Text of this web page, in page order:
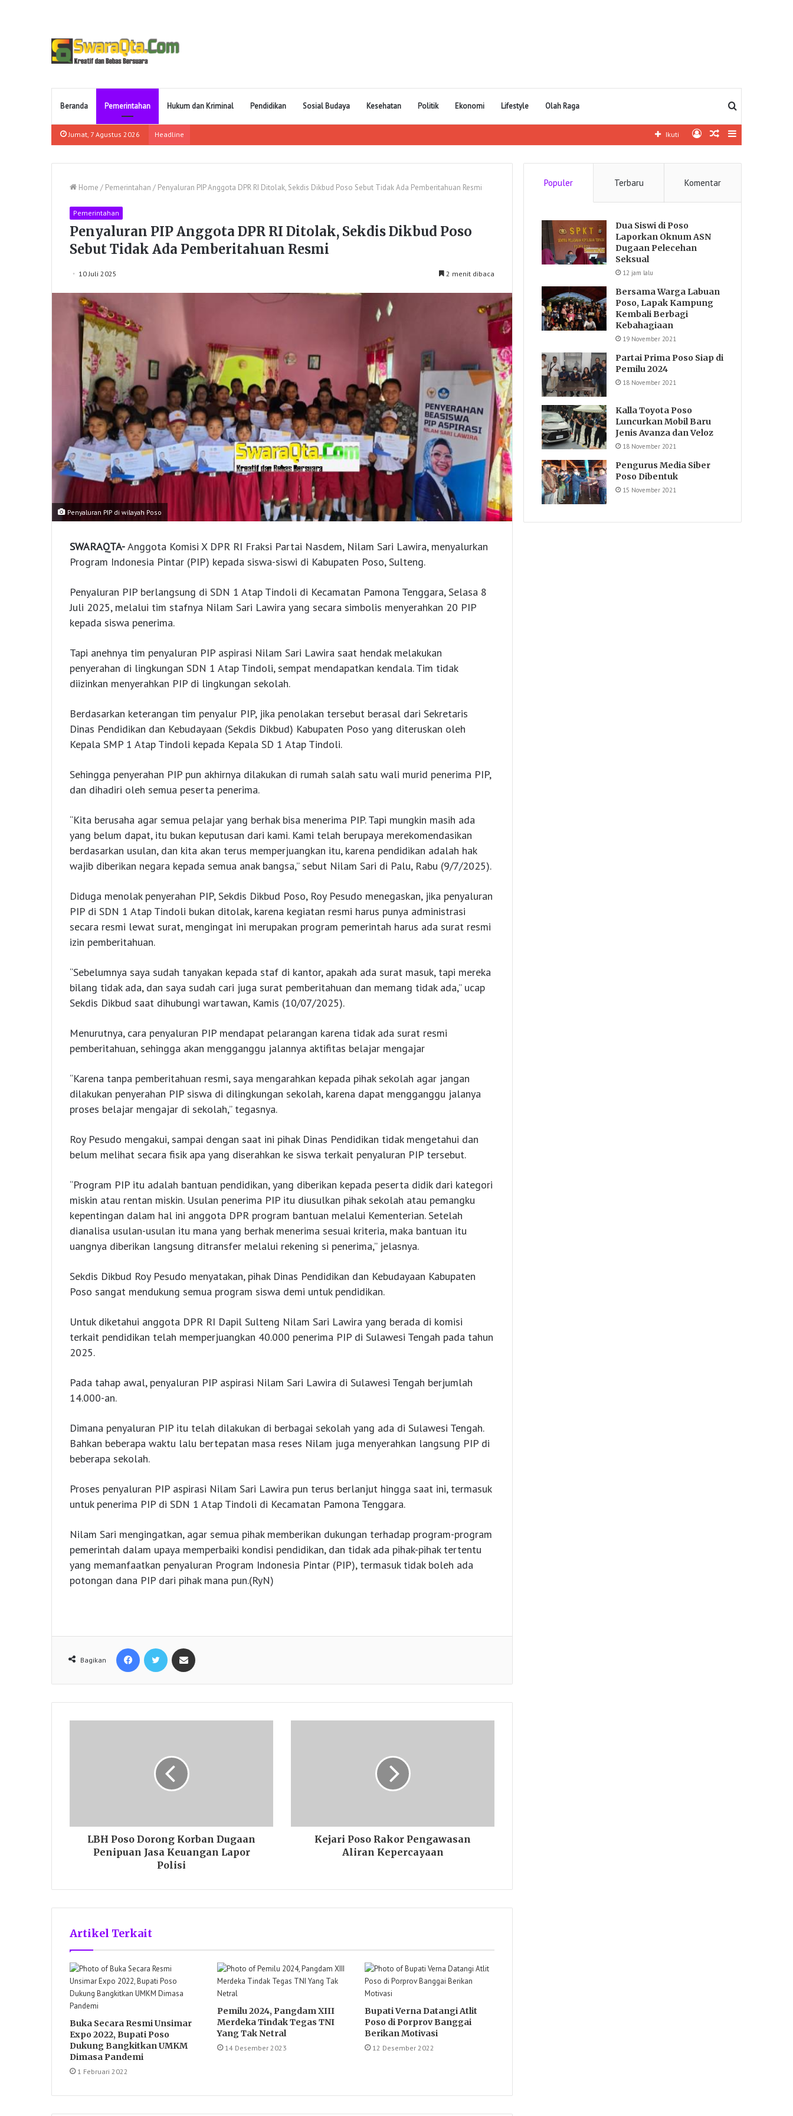
Beranda Pemerintahan Hukum dan Kriminal Pendidikan Sosial Budaya Kesehatan Politik Ekonomi Lifestyle Olah Raga Pencarian
Jumat, 7 Agustus 2026 Headline Sidebar
Artikel
Log
Ikuti
Home / Pemerintahan / Penyaluran PIP Anggota DPR RI Ditolak, Sekdis Dikbud Poso Sebut Tidak Ada Pemberitahuan Resmi
Pemerintahan
Penyaluran PIP Anggota DPR RI Ditolak, Sekdis Dikbud Poso
Sebut Tidak Ada Pemberitahuan Resmi
10 Juli 2025 2 menit dibaca
Penyaluran PIP di wilayah Poso
SWARAQTA-Anggota Komisi X DPR RI Fraksi Partai Nasdem, Nilam Sari Lawira, menyalurkan
Program Indonesia Pintar (PIP) kepada siswa-siswi di Kabupaten Poso, Sulteng.
Penyaluran PIP berlangsung di SDN 1 Atap Tindoli di Kecamatan Pamona Tenggara, Selasa 8
Juli 2025, melalui tim stafnya Nilam Sari Lawira yang secara simbolis menyerahkan 20 PIP
kepada siswa penerima.
Tapi anehnya tim penyaluran PIP aspirasi Nilam Sari Lawira saat hendak melakukan
penyerahan di lingkungan SDN 1 Atap Tindoli, sempat mendapatkan kendala. Tim tidak
diizinkan menyerahkan PIP di lingkungan sekolah.
Berdasarkan keterangan tim penyalur PIP, jika penolakan tersebut berasal dari Sekretaris
Dinas Pendidikan dan Kebudayaan (Sekdis Dikbud) Kabupaten Poso yang diteruskan oleh
Kepala SMP 1 Atap Tindoli kepada Kepala SD 1 Atap Tindoli.
Sehingga penyerahan PIP pun akhirnya dilakukan di rumah salah satu wali murid penerima PIP,
dan dihadiri oleh semua peserta penerima.
“Kita berusaha agar semua pelajar yang berhak bisa menerima PIP. Tapi mungkin masih ada
yang belum dapat, itu bukan keputusan dari kami. Kami telah berupaya merekomendasikan
berdasarkan usulan, dan kita akan terus memperjuangkan itu, karena pendidikan adalah hak
wajib diberikan negara kepada semua anak bangsa,” sebut Nilam Sari di Palu, Rabu (9/7/2025).
Diduga menolak penyerahan PIP, Sekdis Dikbud Poso, Roy Pesudo menegaskan, jika penyaluran
PIP di SDN 1 Atap Tindoli bukan ditolak, karena kegiatan resmi harus punya administrasi
secara resmi lewat surat, mengingat ini merupakan program pemerintah harus ada surat resmi
izin pemberitahuan.
“Sebelumnya saya sudah tanyakan kepada staf di kantor, apakah ada surat masuk, tapi mereka
bilang tidak ada, dan saya sudah cari juga surat pemberitahuan dan memang tidak ada,” ucap
Sekdis Dikbud saat dihubungi wartawan, Kamis (10/07/2025).
Menurutnya, cara penyaluran PIP mendapat pelarangan karena tidak ada surat resmi
pemberitahuan, sehingga akan mengganggu jalannya aktifitas belajar mengajar
“Karena tanpa pemberitahuan resmi, saya mengarahkan kepada pihak sekolah agar jangan
dilakukan penyerahan PIP siswa di dilingkungan sekolah, karena dapat mengganggu jalanya
proses belajar mengajar di sekolah,” tegasnya.
Roy Pesudo mengakui, sampai dengan saat ini pihak Dinas Pendidikan tidak mengetahui dan
belum melihat secara fisik apa yang diserahkan ke siswa terkait penyaluran PIP tersebut.
“Program PIP itu adalah bantuan pendidikan, yang diberikan kepada peserta didik dari kategori
miskin atau rentan miskin. Usulan penerima PIP itu diusulkan pihak sekolah atau pemangku
kepentingan dalam hal ini anggota DPR program bantuan melalui Kementerian. Setelah
dianalisa usulan-usulan itu mana yang berhak menerima sesuai kriteria, maka bantuan itu
uangnya diberikan langsung ditransfer melalui rekening si penerima,” jelasnya.
Sekdis Dikbud Roy Pesudo menyatakan, pihak Dinas Pendidikan dan Kebudayaan Kabupaten
Poso sangat mendukung semua program siswa demi untuk pendidikan.
Untuk diketahui anggota DPR RI Dapil Sulteng Nilam Sari Lawira yang berada di komisi
terkait pendidikan telah memperjuangkan 40.000 penerima PIP di Sulawesi Tengah pada tahun
2025.
Pada tahap awal, penyaluran PIP aspirasi Nilam Sari Lawira di Sulawesi Tengah berjumlah
14.000-an.
Dimana penyaluran PIP itu telah dilakukan di berbagai sekolah yang ada di Sulawesi Tengah.
Bahkan beberapa waktu lalu bertepatan masa reses Nilam juga menyerahkan langsung PIP di
beberapa sekolah.
Proses penyaluran PIP aspirasi Nilam Sari Lawira pun terus berlanjut hingga saat ini, termasuk
untuk penerima PIP di SDN 1 Atap Tindoli di Kecamatan Pamona Tenggara.
Nilam Sari mengingatkan, agar semua pihak memberikan dukungan terhadap program-program
pemerintah dalam upaya memperbaiki kondisi pendidikan, dan tidak ada pihak-pihak tertentu
yang memanfaatkan penyaluran Program Indonesia Pintar (PIP), termasuk tidak boleh ada
potongan dana PIP dari pihak mana pun.(RyN)
Bagikan
Facebook Twitter
LBH Poso Dorong Korban Dugaan
Penipuan Jasa Keuangan Lapor
Polisi
Kejari Poso Rakor Pengawasan
Aliran Kepercayaan
Artikel Terkait
Buka Secara Resmi Unsimar
Expo 2022, Bupati Poso
Dukung Bangkitkan UMKM
Dimasa Pandemi
1 Februari 2022
Pemilu 2024, Pangdam XIII
Merdeka Tindak Tegas TNI
Yang Tak Netral
14 Desember 2023
Bupati Verna Datangi Atlit
Poso di Porprov Banggai
Berikan Motivasi
12 Desember 2022
Populer Terbaru Komentar
Dua Siswi di Poso
Laporkan Oknum ASN
Dugaan Pelecehan
Seksual
12 jam lalu
Bersama Warga Labuan
Poso, Lapak Kampung
Kembali Berbagi
Kebahagiaan
19 November 2021
Partai Prima Poso Siap di
Pemilu 2024
18 November 2021
Kalla Toyota Poso
Luncurkan Mobil Baru
Jenis Avanza dan Veloz
18 November 2021
Pengurus Media Siber
Poso Dibentuk
15 November 2021